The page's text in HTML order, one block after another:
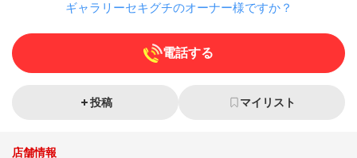
ギャラリーセキグチのオーナー様ですか？
電話する
投稿 マイリスト
店舗情報